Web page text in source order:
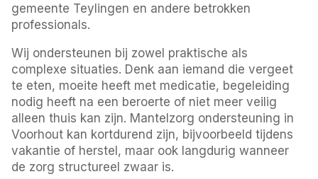
gemeente Teylingen en andere betrokken
professionals.
Wij ondersteunen bij zowel praktische als
complexe situaties. Denk aan iemand die vergeet
te eten, moeite heeft met medicatie, begeleiding
nodig heeft na een beroerte of niet meer veilig
alleen thuis kan zijn. Mantelzorg ondersteuning in
Voorhout kan kortdurend zijn, bijvoorbeeld tijdens
vakantie of herstel, maar ook langdurig wanneer
de zorg structureel zwaar is.